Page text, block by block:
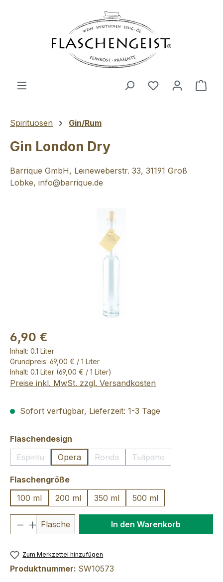
Du hast 0
Spirituosen Gin/Rum
Gin London Dry
Barrique GmbH, Leineweberstr. 33, 31191 Groß
Lobke, info@barrique.de
6,90 €
Inhalt: 0.1 Liter
Grundpreis: 69,00 € / 1 Liter
Inhalt: 0.1 Liter (69,00 € / 1 Liter)
Preise inkl. MwSt. zzgl. Versandkosten
Sofort verfügbar, Lieferzeit: 1-3 Tage
Flaschendesign
Espiritu
(Diese Option ist zurzeit nicht verfügbar.)
Opera Ronda
(Diese Option ist zurzeit nicht
Tulipano
(Diese Option ist
Flaschengrößeauswählen
100 ml
200 ml 350 ml 500 ml
Produkt Anzahl: Gib den
Flasche In den Warenkorb
Zum Merkzettel hinzufügen
Produktnummer: SW10573